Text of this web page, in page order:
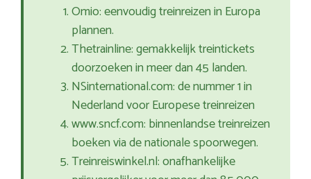
Omio: eenvoudig treinreizen in Europa
plannen.
Thetrainline: gemakkelijk treintickets
doorzoeken in meer dan 45 landen.
NSinternational.com: de nummer 1 in
Nederland voor Europese treinreizen
www.sncf.com: binnenlandse treinreizen
boeken via de nationale spoorwegen.
Treinreiswinkel.nl: onafhankelijke